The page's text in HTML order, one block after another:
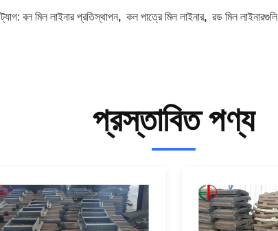
ট্যাগ: বল মিল লাইনার প্রতিস্থাপন, কল পাত্রে মিল লাইনার, রড মিল লাইনারগুলি
প্রস্তাবিত পণ্য